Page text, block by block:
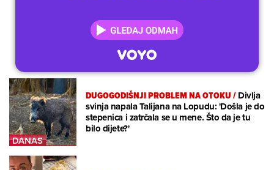
DUGOGODIŠNJI PROBLEM NA OTOKU/Divlja
svinja napala Talijana na Lopudu: 'Došla je do
stepenica i zatrčala se u mene. Što da je tu
bilo dijete?'